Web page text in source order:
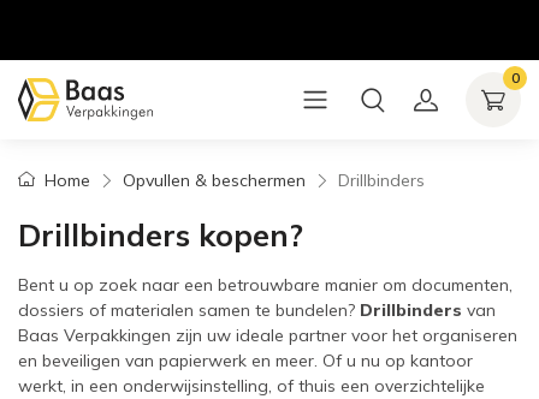
0
Home Opvullen & beschermen Drillbinders
Drillbinders kopen?
Bent u op zoek naar een betrouwbare manier om documenten,
dossiers of materialen samen te bundelen? Drillbinders van
Baas Verpakkingen zijn uw ideale partner voor het organiseren
en beveiligen van papierwerk en meer. Of u nu op kantoor
werkt, in een onderwijsinstelling, of thuis een overzichtelijke